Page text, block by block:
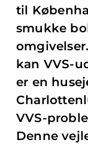
til
smukke
kan VVS-
er en
VVS-
Denne